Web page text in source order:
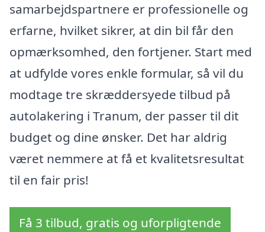
samarbejdspartnere er professionelle og
erfarne, hvilket sikrer, at din bil får den
opmærksomhed, den fortjener. Start med
at udfylde vores enkle formular, så vil du
modtage tre skræddersyede tilbud på
autolakering i Tranum, der passer til dit
budget og dine ønsker. Det har aldrig
været nemmere at få et kvalitetsresultat
til en fair pris!
Få 3 tilbud, gratis og uforpligtende